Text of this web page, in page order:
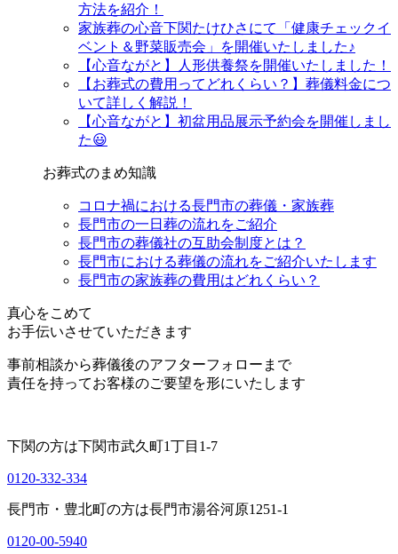
方法を紹介！
家族葬の心音下関たけひさにて「健康チェックイ
ベント＆野菜販売会」を開催いたしました♪
【心音ながと】人形供養祭を開催いたしました！
【お葬式の費用ってどれくらい？】葬儀料金につ
いて詳しく解説！
【心音ながと】初盆用品展示予約会を開催しまし
た😃
お葬式のまめ知識
コロナ禍における長門市の葬儀・家族葬
長門市の一日葬の流れをご紹介
長門市の葬儀社の互助会制度とは？
長門市における葬儀の流れをご紹介いたします
長門市の家族葬の費用はどれくらい？
真心をこめて
お手伝いさせていただきます
事前相談から葬儀後のアフターフォローまで
責任を持ってお客様のご要望を形にいたします
下関の方は下関市武久町1丁目1-7
0120-332-334
長門市・豊北町の方は長門市湯谷河原1251-1
0120-00-5940